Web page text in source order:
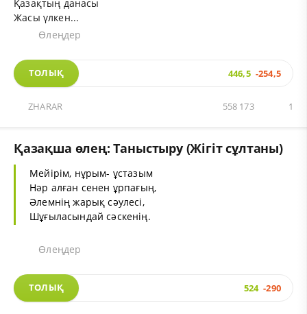
Қазақтың данасы
Жасы үлкен...
Өлеңдер
ТОЛЫҚ 446,5 -254,5
ZHARAR 1
558 173
Қазақша өлең: Таныстыру (Жігіт сұлтаны)
Мейірім, нұрым- ұстазым
Нәр алған сенен ұрпағың,
Әлемнің жарық сәулесі,
Шұғыласындай сәскенің.
Өлеңдер
ТОЛЫҚ 524 -290